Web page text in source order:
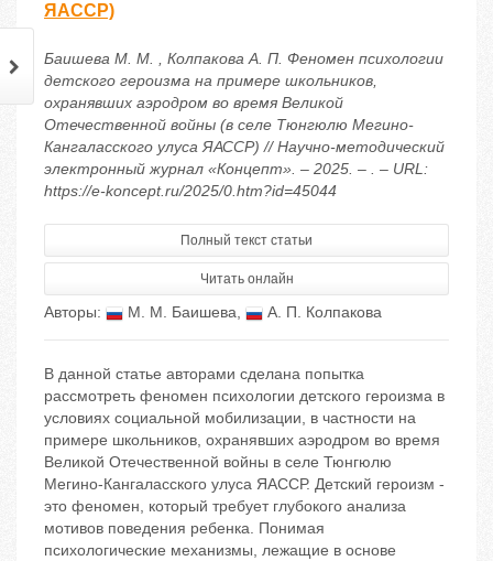
ЯАССР)
Баишева М. М. , Колпакова А. П. Феномен психологии
детского героизма на примере школьников,
охранявших аэродром во время Великой
Отечественной войны (в селе Тюнгюлю Мегино-
Кангаласского улуса ЯАССР) // Научно-методический
электронный журнал «Концепт». – 2025. – . – URL:
https://e-koncept.ru/2025/0.htm?id=45044
Полный текст статьи
Читать онлайн
Авторы: М. М. Баишева, А. П. Колпакова
В данной статье авторами сделана попытка
рассмотреть феномен психологии детского героизма в
условиях социальной мобилизации, в частности на
примере школьников, охранявших аэродром во время
Великой Отечественной войны в селе Тюнгюлю
Мегино-Кангаласского улуса ЯАССР. Детский героизм -
это феномен, который требует глубокого анализа
мотивов поведения ребенка. Понимая
психологические механизмы, лежащие в основе